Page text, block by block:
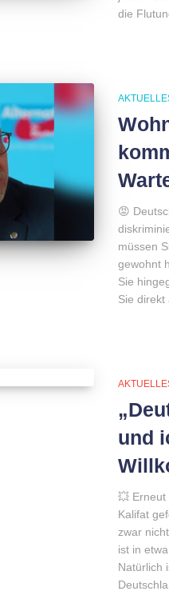
die
😡
müssen
gewohnt
Sie
Sie direkt
und
💥 Erneut
Kalifat
zwar
ist in
Natürlich